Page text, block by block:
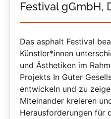
Festival gGmbH,
Das asphalt Festival
Künstler*innen
und Ästhetiken im
Projekts In Guter
entwickeln und zu
Miteinander kreieren
Herausforderungen für